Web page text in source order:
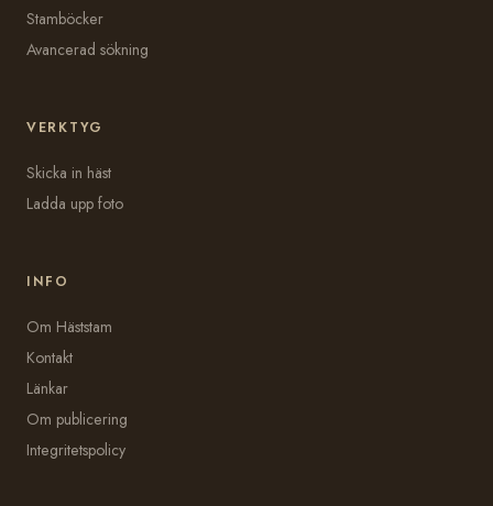
Stamböcker
Avancerad sökning
VERKTYG
Skicka in häst
Ladda upp foto
INFO
Om Häststam
Kontakt
Länkar
Om publicering
Integritetspolicy